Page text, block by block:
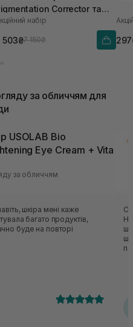
Corrector та
Luminous Cleanser
набір
503₴7 150₴
за обличчям для
USOLAB Bio
Eye Cream + Vita
за обличчям
шкіра мені каже
багато продуктів,
буде на повторі